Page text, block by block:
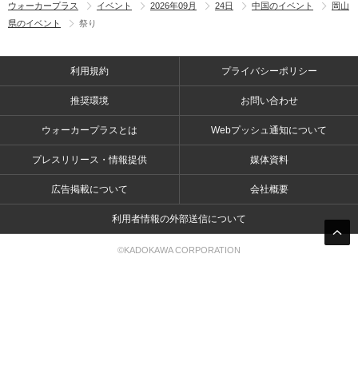
ウォーカープラス イベント 2026年09月 24日 中国のイベント
岡山
県のイベント
祭り
利用規約 プライバシーポリシー
推奨環境 お問い合わせ
ウォーカープラスとは Webプッシュ通知について
プレスリリース・情報提供 媒体資料
広告掲載について 会社概要
利用者情報の外部送信について
©KADOKAWA CORPORATION